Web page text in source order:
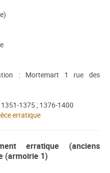
: Mortemart 1 rue des
1375 ; 1376-1400
erratique
erratique (anciens
(armoirie 1)